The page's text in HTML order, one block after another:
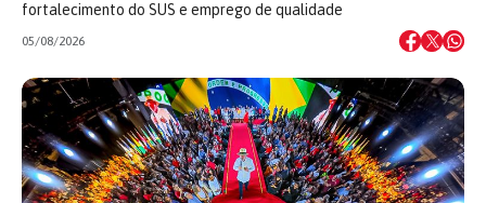
fortalecimento do SUS e emprego de qualidade
05/08/2026